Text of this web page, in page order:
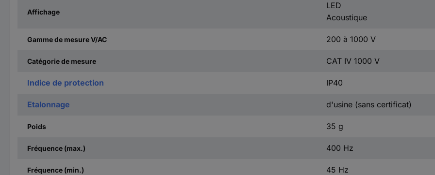
Affichage
LED
Acoustique
Gamme de mesure V/AC 200 à 1000 V
Catégorie de mesure CAT IV 1000 V
Indice de protection IP40
Etalonnage d'usine (sans certificat)
Poids 35 g
Fréquence (max.) 400 Hz
Fréquence (min.) 45 Hz